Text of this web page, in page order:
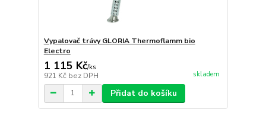
Vypalovač trávy GLORIA Thermoflamm bio
Electro
1 115 Kč/ks
921 Kč bez DPH skladem
Přidat do košíku